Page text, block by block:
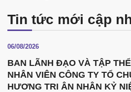
Tin tức mới cập
06/08/2026
BAN LÃNH ĐẠO VÀ TẬP
NHÂN VIÊN CÔNG TY TỔ
HƯƠNG TRI ÂN NHÂN KỶ